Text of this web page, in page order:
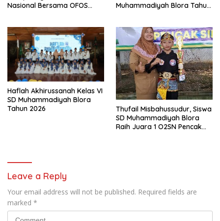
Nasional Bersama OFOS
Muhammadiyah Blora Tahun
Haflah Akhirussanah Kelas VI
SD Muhammadiyah Blora
Tahun 2026
Thufail Misbahussudur, Siswa
SD Muhammadiyah Blora
Raih Juara 1 O2SN Pencak
Leave a Reply
Your email address will not be published. Required fields are
marked *